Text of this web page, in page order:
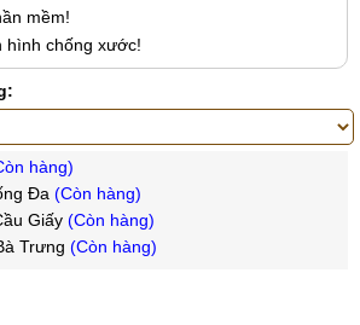
mềm!
hình chống xước!
hàng)
Đa (Còn hàng)
Giấy (Còn hàng)
Trưng (Còn hàng)